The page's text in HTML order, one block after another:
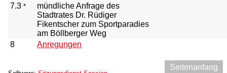
7.3 *
mündliche Anfrage des
Stadtrates Dr. Rüdiger
Fikentscher zum Sportparadies
am Böllberger Weg
8
Anregungen
Seitenanfang